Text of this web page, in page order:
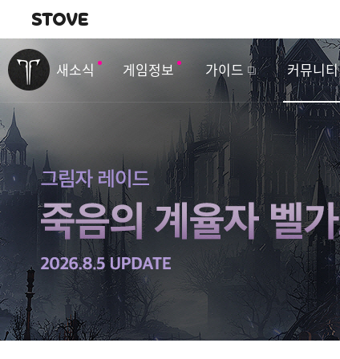
내비게이션
새소식 게임정보 가이드 커뮤니티
벤
트
&
업
데
이
트